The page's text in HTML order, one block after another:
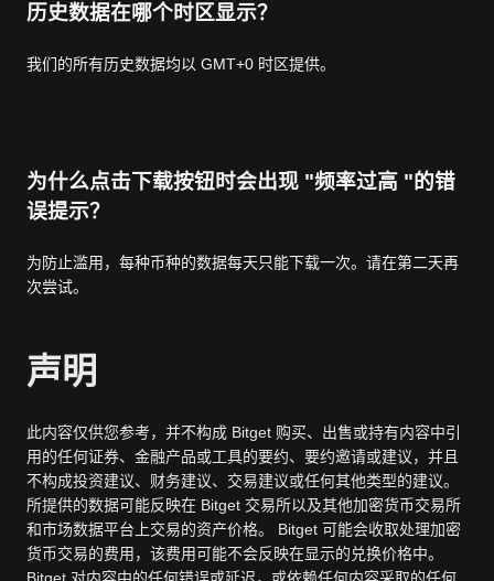
历史数据在哪个时区显示？
我们的所有历史数据均以 GMT+0 时区提供。
为什么点击下载按钮时会出现 "频率过高 "的错
误提示？
为防止滥用，每种币种的数据每天只能下载一次。请在第二天再
次尝试。
声明
此内容仅供您参考，并不构成 Bitget 购买、出售或持有内容中引
用的任何证券、金融产品或工具的要约、要约邀请或建议，并且
不构成投资建议、财务建议、交易建议或任何其他类型的建议。
所提供的数据可能反映在 Bitget 交易所以及其他加密货币交易所
和市场数据平台上交易的资产价格。 Bitget 可能会收取处理加密
货币交易的费用，该费用可能不会反映在显示的兑换价格中。